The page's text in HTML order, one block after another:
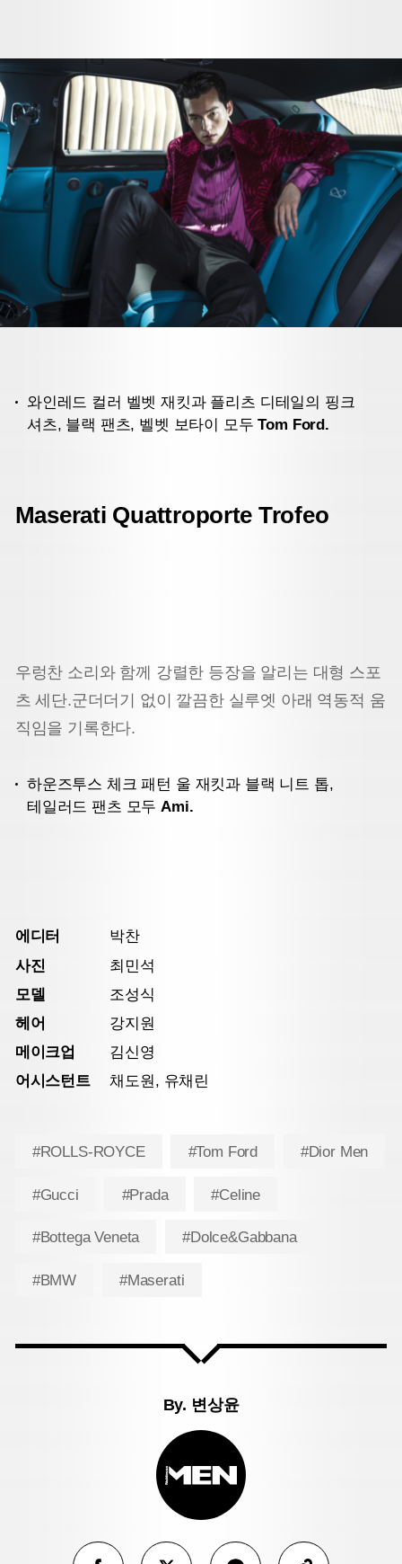
와인레드 컬러 벨벳 재킷과 플리츠 디테일의 핑크
셔츠, 블랙 팬츠, 벨벳 보타이 모두Tom Ford.
Maserati Quattroporte Trofeo
우렁찬 소리와 함께 강렬한 등장을 알리는 대형 스포
츠 세단.군더더기 없이 깔끔한 실루엣 아래 역동적 움
직임을 기록한다.
하운즈투스 체크 패턴 울 재킷과 블랙 니트 톱,
테일러드 팬츠 모두Ami.
에디터
박찬
사진
최민석
모델
조성식
헤어
강지원
메이크업
김신영
어시스턴트
채도원, 유채린
#ROLLS-ROYCE #Tom Ford #Dior Men
#Gucci #Prada #Celine
#Bottega Veneta #Dolce&Gabbana
#BMW #Maserati
By. 변상윤